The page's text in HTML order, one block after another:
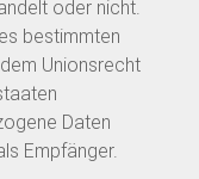
oder nicht.
bestimmten
Unionsrecht
Daten
Empfänger.